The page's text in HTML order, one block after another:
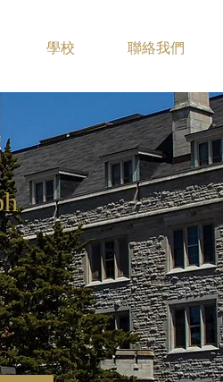
學校 聯絡我們